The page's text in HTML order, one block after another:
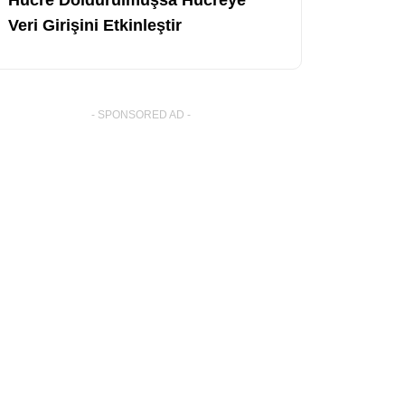
Veri Girişini Etkinleştir
- SPONSORED AD -